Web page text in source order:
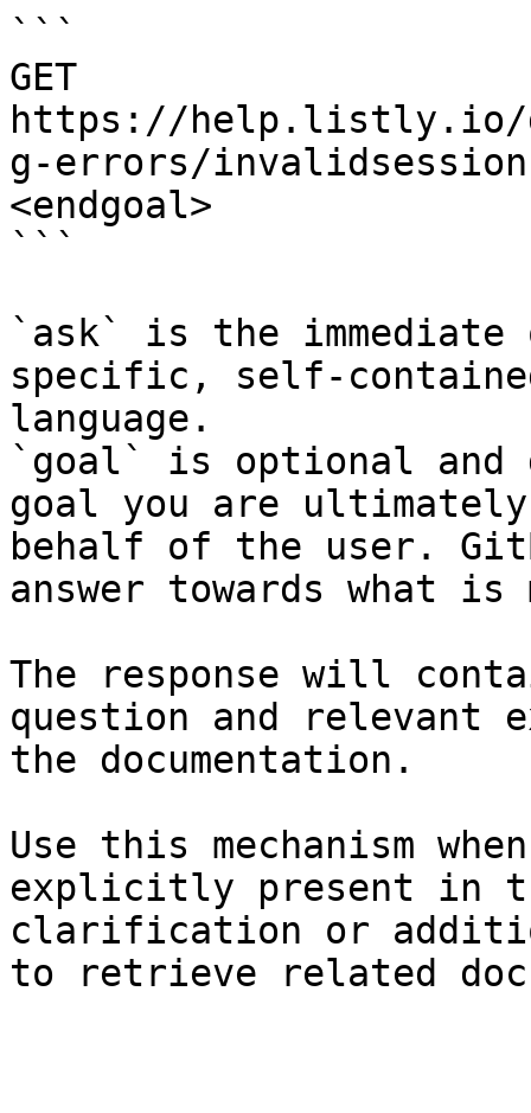
```
GET
https://help.listly.io/
g-errors/invalidsession-
<endgoal>
```
`ask` is the
specific, self-
language.
`goal` is optional and
goal you are
behalf of the user.
answer towards what
The response will
question and relevant
the documentation.
Use this mechanism
explicitly present in
clarification or